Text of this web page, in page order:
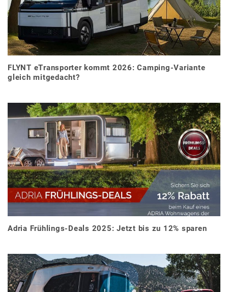
FLYNT eTransporter kommt 2026: Camping-Variante
gleich mitgedacht?
Adria Frühlings-Deals 2025: Jetzt bis zu 12% sparen